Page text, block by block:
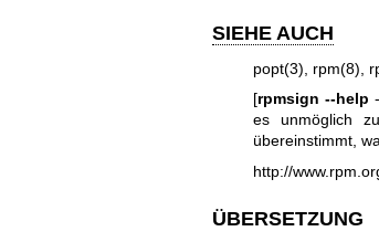
SIEHE AUCH
popt(3) rpm(8)
[rpmsign --help
es unmöglich
übereinstimmt,
http://
ÜBERSETZUNG